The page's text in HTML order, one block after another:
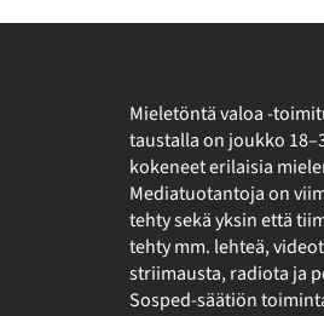
Mieletöntä valoa -
taustalla on joukko
kokeneet erilaisia
Mediatuotantoja on
tehty sekä yksin että
tehty mm. lehteä,
striimausta, radiota ja
Sosped-säätiön